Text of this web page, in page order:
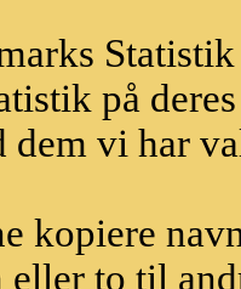
på
dem vi har
kopiere
to til